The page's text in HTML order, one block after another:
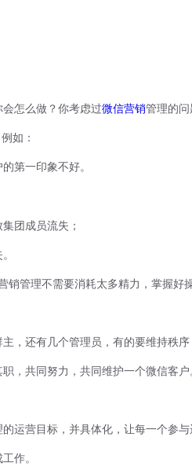
会怎么做？你考虑过微信营销管理的问
如：
第一印象不好。
团成员流失；
销管理不需要消耗太多精力，掌握好
，还有几个管理员，有的要维持秩序
，共同努力，共同维护一个微信客户
运营目标，并具体化，让每一个参
作。